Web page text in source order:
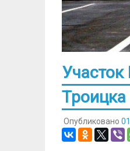
Троицка
Опубликовано